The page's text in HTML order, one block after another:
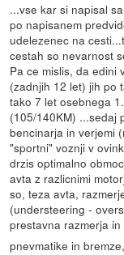
...vse kar si napisal
po napisanem
udelezenec na
cestah so nevarnost
Pa ce mislis, da edini
(zadnjih 12 let) jih po
tako 7 let osebnega
(105/140KM) ...sedaj
bencinarja in verjemi
"sportni" voznji v
drzis optimalno
avta z razlicnimi
so, teza avta,
(understeering -
prestavna razmerja
pnevmatike in